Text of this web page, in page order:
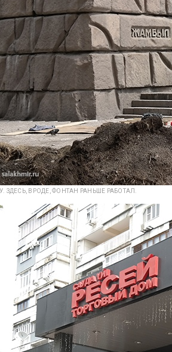
ВРОДЕ, ФОНТАН РАНЬШЕ РАБОТАЛ.